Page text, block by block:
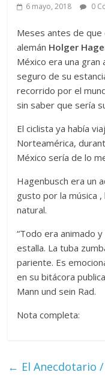
6 mayo, 2018 0
Meses antes de que
alemán Holger
México era una gran
seguro de su
recorrido por el
sin saber que sería
El ciclista ya había
Norteamérica,
México sería de lo
Hagenbusch era un
gusto por la música ,
natural.
“Todo era animado
estalla. La tuba
pariente. Es
en su bitácora
Mann und sein Rad.
Nota completa:
← El Anecdotario